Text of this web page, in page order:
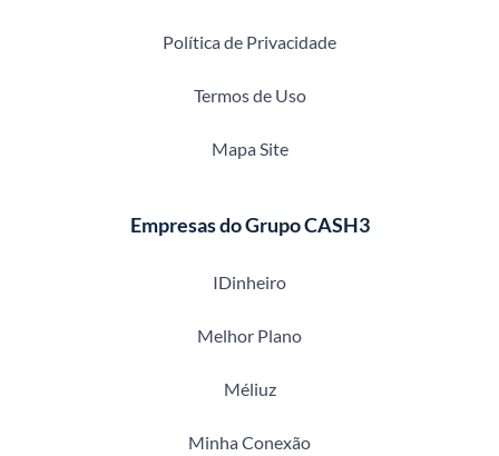
Política de Privacidade
Termos de Uso
Mapa Site
Empresas do Grupo CASH3
IDinheiro
Melhor Plano
Méliuz
Minha Conexão